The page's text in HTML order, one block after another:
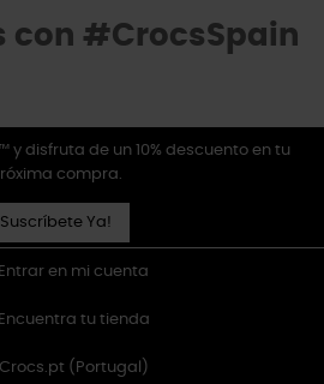
con #CrocsSpain
y disfruta de un 10% descuento en tu
compra.
Suscríbete Ya!
Entrar en mi cuenta
Encuentra tu tienda
Crocs.pt (Portugal)